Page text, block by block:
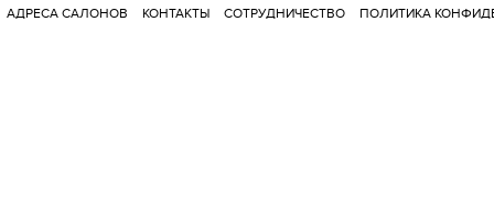
АДРЕСА САЛОНОВ КОНТАКТЫ СОТРУДНИЧЕСТВО ПОЛИТИКА